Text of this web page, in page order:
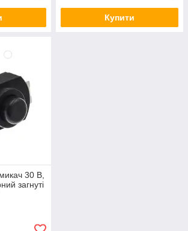
Купити
30 В,
загнуті